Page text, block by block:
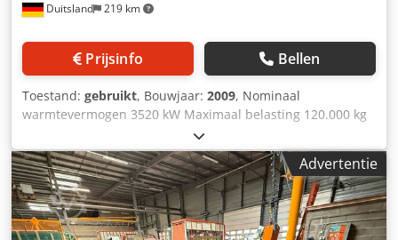
Duitsland 219 km
Prijsinfo Bellen
Toestand: gebruikt, Bouwjaar: 2009, Nominaal
warmtevermogen 3520 kW Maximaal belasting 120.000 kg
Leeggewicht behuizing ca. 55.000 kg Leeggewicht
ovenwagen ca. 40.000 kg Bruikbare afmetingen 4000 x
1500 x 10500 Buitenafmetingen 5.000 x 2.575 x 11.275
7.100 x 7.245 (inclusief deurportaal)
Temperatuurregelbereik 550 – 1.100 °C Maximaal
toegestaan ovenkamertemperatuur 1.150 1.180 Compleet
Advertentie